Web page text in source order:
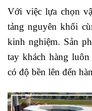
Với việc lựa chọn
tảng nguyên khối
kinh nghiệm. Sản
tay khách hàng
có độ bền lên đến